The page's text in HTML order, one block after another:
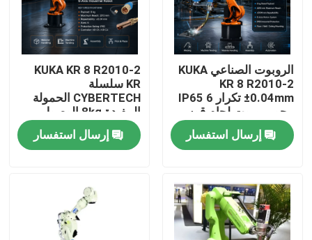
المنزل
فيديوهات
الروبوت الصناعي KUKA
KR 8 R2010-2
±0.04mm تكرار IP65 6
محور روبوت لحام قوس
و KR C4 KR C5 KR C5-2
مجلس إدارةإرسال استفسار
KUKA KR 8 R2010-2
KR سلسلة
CYBERTECH الحمولة
المفيدة 8kg الوصول
2013mm 6 محور روبوت
صناعي TBi RM2 روبوت
مصابيح لحام
إرسال استفسار